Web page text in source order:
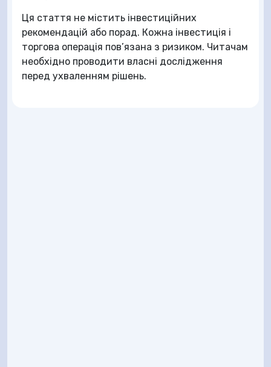
Ця стаття не містить інвестиційних
рекомендацій або порад. Кожна інвестиція і
торгова операція пов’язана з ризиком. Читачам
необхідно проводити власні дослідження
перед ухваленням рішень.